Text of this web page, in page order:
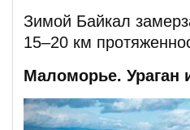
Зимой Байкал
15–20 км
Маломорье. Ураган